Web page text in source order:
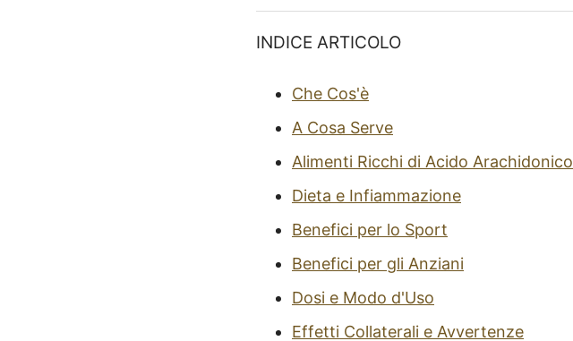
INDICE ARTICOLO
Che Cos'è
A Cosa Serve
Alimenti Ricchi di Acido Arachidonico
Dieta e Infiammazione
Benefici per lo Sport
Benefici per gli Anziani
Dosi e Modo d'Uso
Effetti Collaterali e Avvertenze